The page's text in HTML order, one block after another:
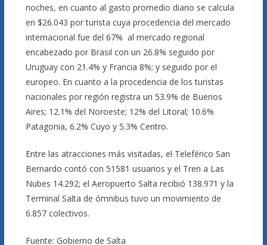
noches, en cuanto al gasto promedio diario se calcula
en $26.043 por turista cuya procedencia del mercado
internacional fue del 67% al mercado regional
encabezado por Brasil con un 26.8% seguido por
Uruguay con 21.4% y Francia 8%; y seguido por el
europeo. En cuanto a la procedencia de los turistas
nacionales por región registra un 53.9% de Buenos
Aires; 12.1% del Noroeste; 12% del Litoral; 10.6%
Patagonia, 6.2% Cuyo y 5.3% Centro.
Entre las atracciones más visitadas, el Teleférico San
Bernardo contó con 51581 usuarios y el Tren a Las
Nubes 14.292; el Aeropuerto Salta recibió 138.971 y la
Terminal Salta de ómnibus tuvo un movimiento de
6.857 colectivos.
Fuente: Gobierno de Salta